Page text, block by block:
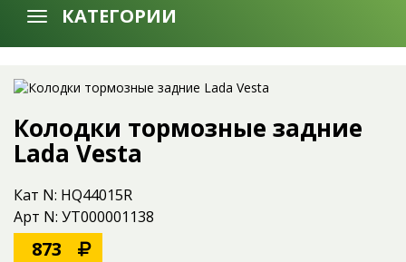
КАТЕГОРИИ
Колодки тормозные задние
Lada Vesta
Кат N: HQ44015R
Арт N: УТ000001138
873